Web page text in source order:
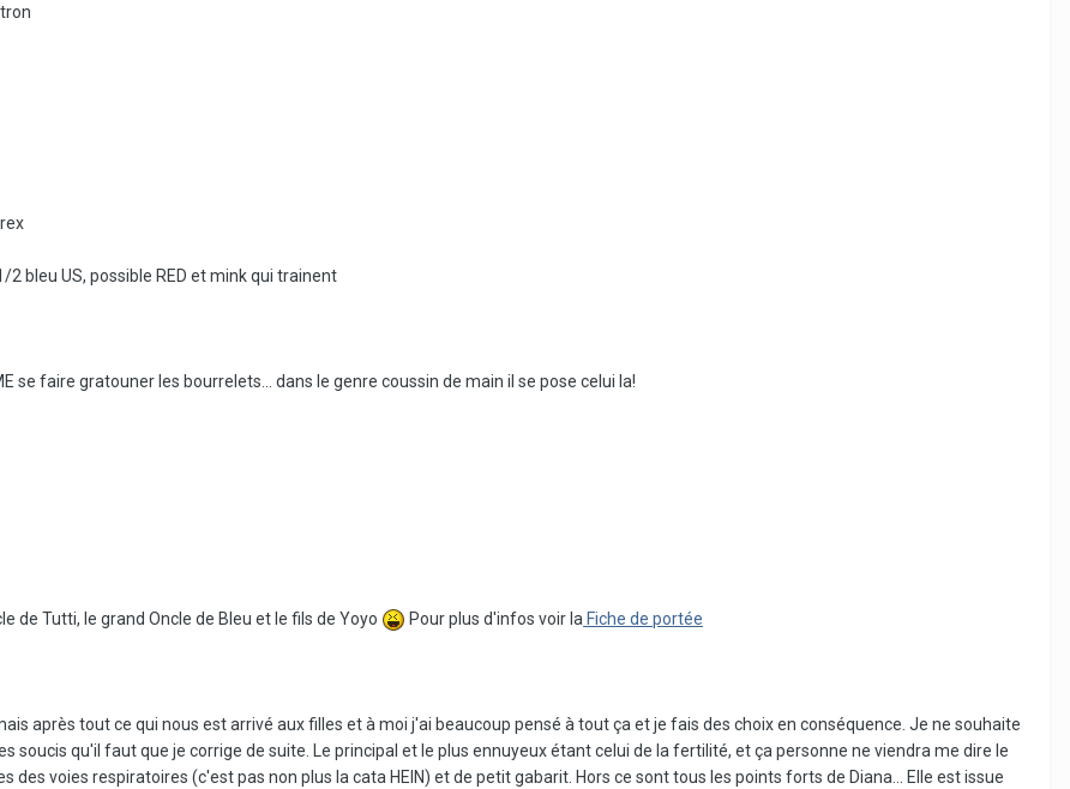
bleu US, possible RED et mink qui trainent
se faire gratouner les bourrelets... dans le genre coussin de main il se pose celui la!
de Tutti, le grand Oncle de Bleu et le fils de Yoyo Pour plus d'infos voir la Fiche de portée
après tout ce qui nous est arrivé aux filles et à moi j'ai beaucoup pensé à tout ça et je fais des choix en conséquence. Je ne souhaite
soucis qu'il faut que je corrige de suite. Le principal et le plus ennuyeux étant celui de la fertilité, et ça personne ne viendra me dire le
des voies respiratoires (c'est pas non plus la cata HEIN) et de petit gabarit. Hors ce sont tous les points forts de Diana... Elle est issue